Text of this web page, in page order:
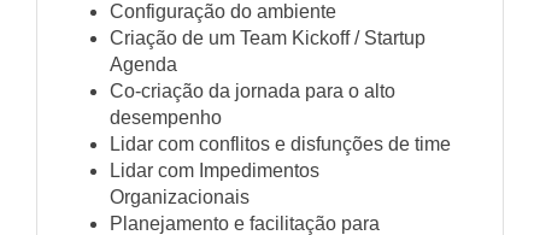
Configuração do ambiente
Criação de um Team Kickoff / Startup
Agenda
Co-criação da jornada para o alto
desempenho
Lidar com conflitos e disfunções de time
Lidar com Impedimentos
Organizacionais
Planejamento e facilitação para